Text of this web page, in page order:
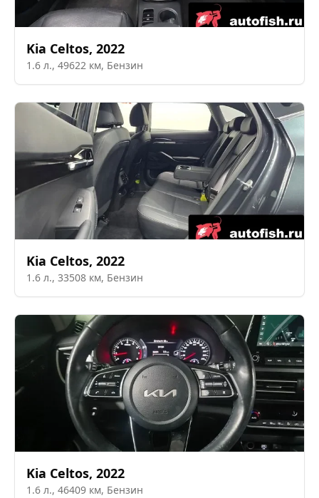
Kia Celtos, 2022
1.6 л., 49622 км, Бензин
Kia Celtos, 2022
1.6 л., 33508 км, Бензин
Kia Celtos, 2022
1.6 л., 46409 км, Бензин